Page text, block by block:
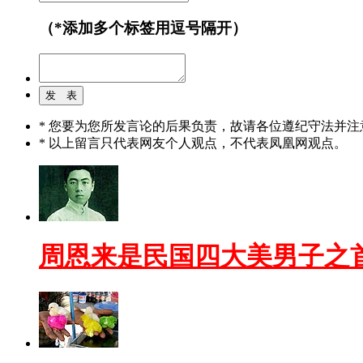
（*添加多个标签用逗号隔开）
* 您要为您所发言论的后果负责，故请各位遵纪守法并注
* 以上留言只代表网友个人观点，不代表凤凰网观点。
周恩来是民国四大美男子之